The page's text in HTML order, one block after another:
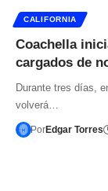
CALIFORNIA
Coachella
cargados de
Durante tres días,
volverá…
PorEdgar Torres